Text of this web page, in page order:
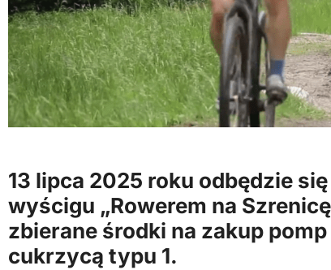
13 lipca 2025 roku odbędzie
wyścigu „Rowerem na
zbierane środki na zakup
cukrzycą typu 1.